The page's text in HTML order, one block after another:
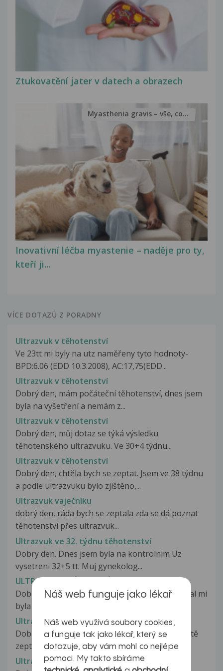
Ztukovatění jater v datech a obrazech
Inovativní léčba myastenie – naděje pro ty,
kteří ji...
Myasthenia gravis – vše, co...
VÍCE DOTAZŮ Z PORADNY
Ultrazvuk v těhotenství
Ve 23tt mi byly na utz naměřeny tyto hodnoty-
BPD:6.06 (EDD 10.3.2008), AC:17,75(EDD...
Ultrazvuk v těhotenství
Dobrý den, mám počáteční těhotenství, dnes jsem
byla na vyšetření a nemám z...
Ultrazvuk v těhotenství
Dobrý den, můj dotaz se týká výsledku
těhotenského ultrazvuku. Ve 30+4 týdnu...
Ultrazvuk v těhotenství
Dobrý den, chtěla bych se zeptat. Jsem ve 38 týdnu
a podle ultrazvuku bylo zjištěno,...
Ultrazvuk vaječníku
dobrý den, ráda bych se zeptala zda se dá poznat
těhotenství přes ultrazvuk...
Ultrazvuk ve 32. týdnu těhotenství
Dobry den. Dnes jsem byla na kontrolnim Uz
vysetreni 32+5 tt. Muj gynekolog...
ULTRAZVUKOVÁ KOSTNÍ DENZITOMETRIE
Dobrý den, při vyšetření přístrojem CUBAClinical mi
byla naměřeny hodnoty 186%Exp,...
Ultrazvuková liposukce
Dobrý den, děkuji za odpověď. Ráda bych se ještě
zeptala, mám drátek u pravé...
Ultrazvuková liposukce
Náš web funguje jako lékař
Náš web využívá soubory cookies,
a funguje tak jako lékař, který se
dotazuje, aby vám mohl co nejlépe
pomoci. My takto sbíráme